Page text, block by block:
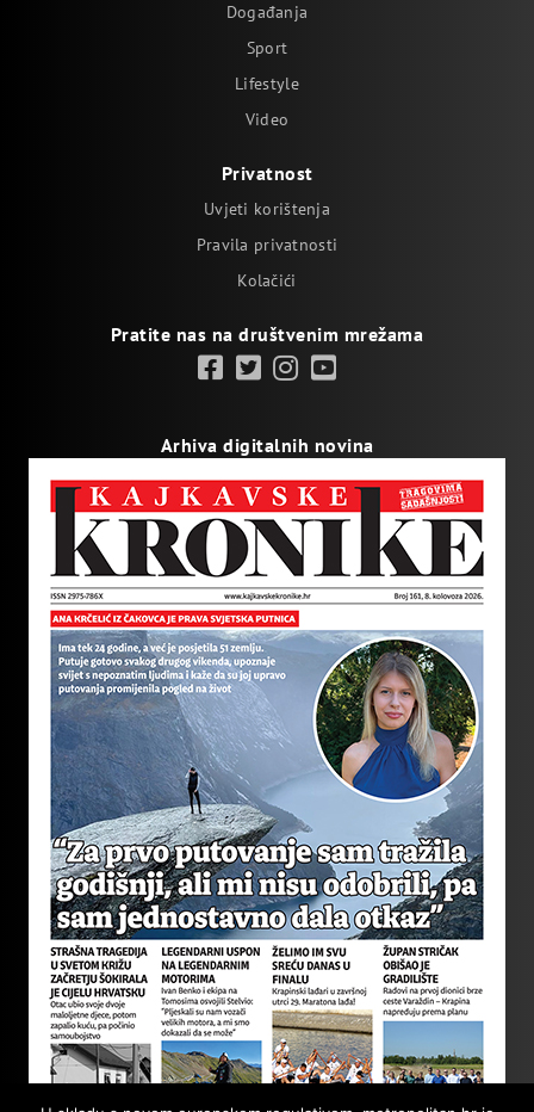
Događanja
Sport
Lifestyle
Video
Privatnost
Uvjeti korištenja
Pravila privatnosti
Kolačići
Pratite nas na društvenim mrežama
Arhiva digitalnih novina